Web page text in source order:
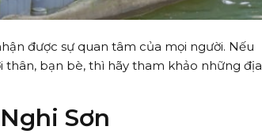
được sự quan tâm của mọi người. Nếu
bạn bè, thì hãy tham khảo những địa
Sơn